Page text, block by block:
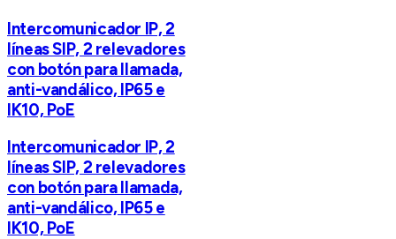
Intercomunicador IP, 2
líneas SIP, 2 relevadores
con botón para llamada,
anti-vandálico, IP65 e
IK10, PoE
Intercomunicador IP, 2
líneas SIP, 2 relevadores
con botón para llamada,
anti-vandálico, IP65 e
IK10, PoE